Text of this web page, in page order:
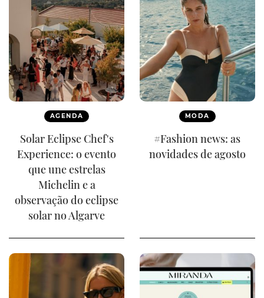
AGENDA
Solar Eclipse Chef's
Experience: o evento
que une estrelas
Michelin e a
observação do eclipse
solar no Algarve
MODA
#Fashion news: as
novidades de agosto